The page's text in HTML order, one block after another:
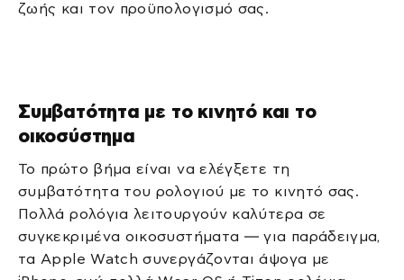
ζωής και τον προϋπολογισμό σας.
Συμβατότητα με το κινητό και το
οικοσύστημα
Το πρώτο βήμα είναι να ελέγξετε τη
συμβατότητα του ρολογιού με το κινητό σας.
Πολλά ρολόγια λειτουργούν καλύτερα σε
συγκεκριμένα οικοσυστήματα — για παράδειγμα,
τα Apple Watch συνεργάζονται άψογα με